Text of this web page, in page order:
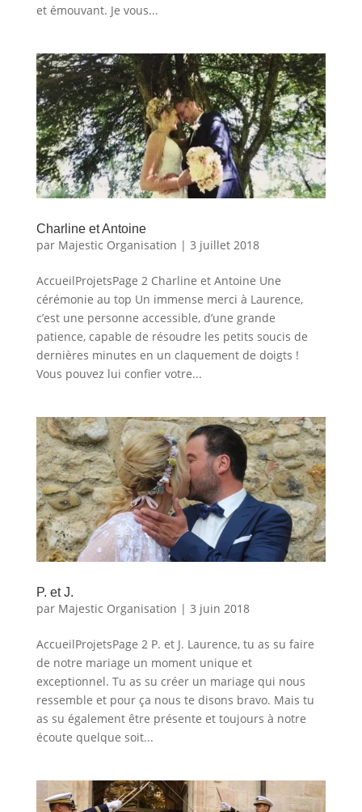
et émouvant. Je vous...
Charline et Antoine
par Majestic Organisation | 3 juillet 2018
AccueilProjetsPage 2 Charline et Antoine Une
cérémonie au top Un immense merci à Laurence,
c’est une personne accessible, d’une grande
patience, capable de résoudre les petits soucis de
dernières minutes en un claquement de doigts !
Vous pouvez lui confier votre...
P. et J.
par Majestic Organisation | 3 juin 2018
AccueilProjetsPage 2 P. et J. Laurence, tu as su faire
de notre mariage un moment unique et
exceptionnel. Tu as su créer un mariage qui nous
ressemble et pour ça nous te disons bravo. Mais tu
as su également être présente et toujours à notre
écoute quelque soit...